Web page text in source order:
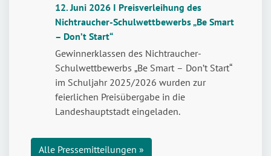
nicht
risikofrei
Jugendliche
stark
machen
für
den
mit
12. Juni 2026 I Preisverleihung des
Nichtraucher-Schulwettbewerbs „Be Smart
– Don’t Start“
Gewinnerklassen des Nichtraucher-
Schulwettbewerbs „Be Smart – Don’t Start“
im Schuljahr 2025/2026 wurden zur
feierlichen Preisübergabe in die
Landeshauptstadt eingeladen.
Alle Pressemitteilungen »